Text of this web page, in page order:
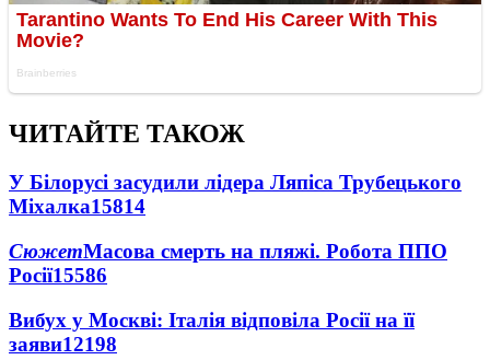
ЧИТАЙТЕ ТАКОЖ
У Білорусі засудили лідера Ляпіса Трубецького
Міхалка15814
СюжетМасова смерть на пляжі. Робота ППО
Росії15586
Вибух у Москві: Італія відповіла Росії на її
заяви12198